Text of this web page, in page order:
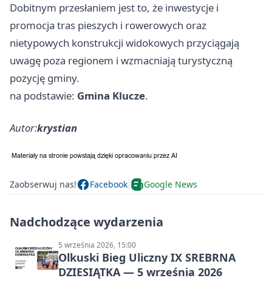
Dobitnym przesłaniem jest to, że inwestycje i
promocja tras pieszych i rowerowych oraz
nietypowych konstrukcji widokowych przyciągają
uwagę poza regionem i wzmacniają turystyczną
pozycję gminy.
na podstawie: Gmina Klucze.
Autor:krystian
Zaobserwuj nas! Facebook Google News
Nadchodzące wydarzenia
5 września 2026, 15:00
Olkuski Bieg Uliczny IX SREBRNA
DZIESIĄTKA — 5 września 2026